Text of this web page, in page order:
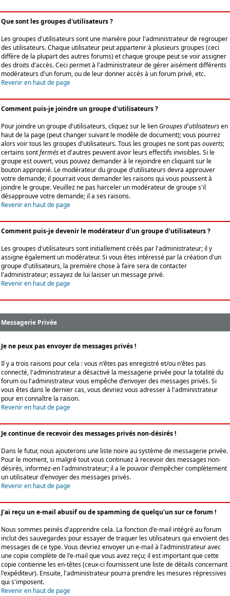
Que sont les groupes d'utilisateurs ?
Les groupes d'utilisateurs sont une manière pour l'administrateur de regrouper
des utilisateurs. Chaque utilisateur peut appartenir à plusieurs groupes (ceci
diffère de la plupart des autres forums) et chaque groupe peut se voir assigner
des droits d'accès. Ceci permet à l'administrateur de gérer aisément différents
modérateurs d'un forum, ou de leur donner accès à un forum privé, etc.
Revenir en haut de page
Comment puis-je joindre un groupe d'utilisateurs ?
Pour joindre un groupe d'utilisateurs, cliquez sur le lienGroupes d'utilisateursen
haut de la page (peut changer suivant le modèle de document); vous pourrez
alors voir tous les groupes d'utilisateurs. Tous les groupes ne sont pasouverts;
certains sontferméset d'autres peuvent avoir leurs effectifs invisibles. Si le
groupe est ouvert, vous pouvez demander à le rejoindre en cliquant sur le
bouton approprié. Le modérateur du groupe d'utilisateurs devra approuver
votre demande; il pourrait vous demander les raisons qui vous poussent à
joindre le groupe. Veuillez ne pas harceler un modérateur de groupe s'il
désapprouve votre demande; il a ses raisons.
Revenir en haut de page
Comment puis-je devenir le modérateur d'un groupe d'utilisateurs ?
Les groupes d'utilisateurs sont initiallement créés par l'administrateur; il y
assigne également un modérateur. Si vous êtes intéressé par la création d'un
groupe d'utilisateurs, la première chose à faire sera de contacter
l'administrateur; essayez de lui laisser un message privé.
Revenir en haut de page
Messagerie Privée
Je ne peux pas envoyer de messages privés !
Il y a trois raisons pour cela : vous n'êtes pas enregistré et/ou n'êtes pas
connecté, l'administrateur a désactivé la messagerie privée pour la totalité du
forum ou l'administrateur vous empêche d'envoyer des messages privés. Si
vous êtes dans le dernier cas, vous devriez vous adresser à l'administrateur
pour en connaître la raison.
Revenir en haut de page
Je continue de recevoir des messages privés non-désirés !
Dans le futur, nous ajouterons une liste noire au système de messagerie privée.
Pour le moment, si malgré tout vous continuez à recevoir des messages non-
désirés, informez-en l'administrateur; il a le pouvoir d'empêcher complètement
un utilisateur d'envoyer des messages privés.
Revenir en haut de page
J'ai reçu un e-mail abusif ou de spamming de quelqu'un sur ce forum !
Nous sommes peinés d'apprendre cela. La fonction d'e-mail intégré au forum
inclut des sauvegardes pour essayer de traquer les utilisateurs qui envoient des
messages de ce type. Vous devriez envoyer un e-mail à l'administrateur avec
une copie complète de l'e-mail que vous avez reçu; il est important que cette
copie contienne les en-têtes (ceux-ci fournissent une liste de détails concernant
l'expéditeur). Ensuite, l'administrateur pourra prendre les mesures répressives
qui s'imposent.
Revenir en haut de page